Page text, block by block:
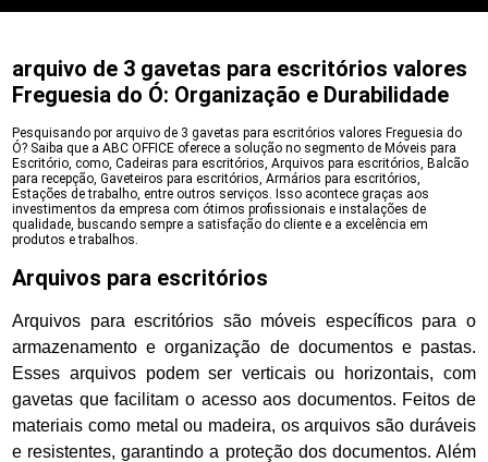
arquivo de 3 gavetas para escritórios valores
Freguesia do Ó: Organização e Durabilidade
Pesquisando por arquivo de 3 gavetas para escritórios valores Freguesia do
Ó? Saiba que a ABC OFFICE oferece a solução no segmento de Móveis para
Escritório, como, Cadeiras para escritórios, Arquivos para escritórios, Balcão
para recepção, Gaveteiros para escritórios, Armários para escritórios,
Estações de trabalho, entre outros serviços. Isso acontece graças aos
investimentos da empresa com ótimos profissionais e instalações de
qualidade, buscando sempre a satisfação do cliente e a excelência em
produtos e trabalhos.
Arquivos para escritórios
Arquivos para escritórios são móveis específicos para o
armazenamento e organização de documentos e pastas.
Esses arquivos podem ser verticais ou horizontais, com
gavetas que facilitam o acesso aos documentos. Feitos de
materiais como metal ou madeira, os arquivos são duráveis
e resistentes, garantindo a proteção dos documentos. Além